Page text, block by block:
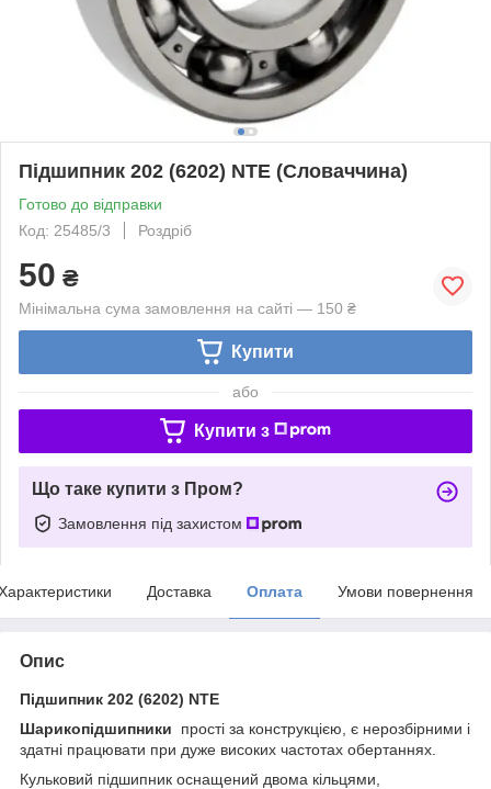
Підшипник 202 (6202) NTE (Словаччина)
Готово до відправки
Код: 25485/3
Роздріб
50 ₴
Мінімальна сума замовлення на сайті — 150 ₴
Купити
або
Купити з
Що таке купити з Пром?
Замовлення під захистом
Доставка Оплата Умови повернення
Опис
Підшипник 202 (6202) NTE
Шарикопідшипники прості за конструкцією, є нерозбірними і
здатні працювати при дуже високих частотах обертаннях.
Кульковий підшипник оснащений двома кільцями,